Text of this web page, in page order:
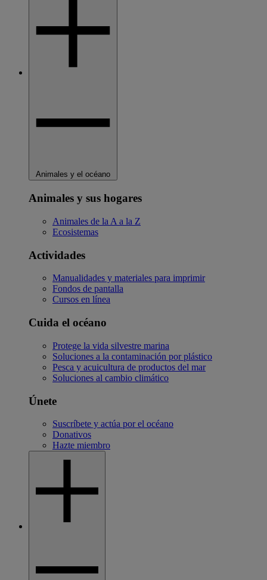
Animales y el océano
Animales y sus hogares
Animales de la A a la Z
Ecosistemas
Actividades
Manualidades y materiales para imprimir
Fondos de pantalla
Cursos en línea
Cuida el océano
Protege la vida silvestre marina
Soluciones a la contaminación por plástico
Pesca y acuicultura de productos del mar
Soluciones al cambio climático
Únete
Suscríbete y actúa por el océano
Donativos
Hazte miembro